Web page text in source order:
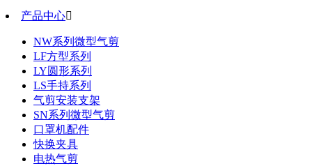
产品中心
NW系列微型气剪
LF方型系列
LY圆形系列
LS手持系列
气剪安装支架
SN系列微型气剪
口罩机配件
快换夹具
电热气剪